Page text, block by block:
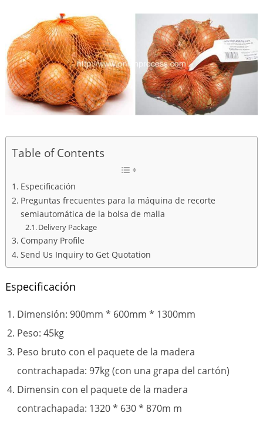
Table of Contents
Especificación
Preguntas frecuentes para la máquina de recorte
semiautomática de la bolsa de malla
Delivery Package
Company Profile
Send Us Inquiry to Get Quotation
Especificación
Dimensión: 900mm * 600mm * 1300mm
Peso: 45kg
Peso bruto con el paquete de la madera
contrachapada: 97kg (con una grapa del cartón)
Dimensin con el paquete de la madera
contrachapada: 1320 * 630 * 870m m